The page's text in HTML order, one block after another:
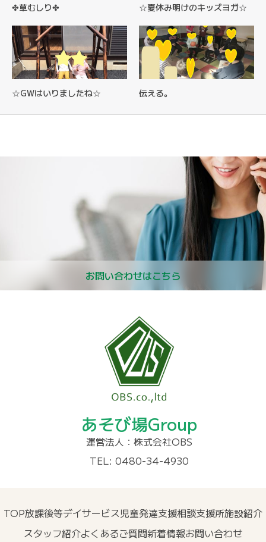
✤草むしり✤ ☆夏休み明けのキッズヨガ☆
☆GWはいりましたね☆ 伝える。
お問い合わせはこちら
あそび場Group
運営法人：株式会社OBS
TEL: 0480-34-4930
TOP放課後等デイサービス児童発達支援相談支援所施設紹介
スタッフ紹介よくあるご質問新着情報お問い合わせ